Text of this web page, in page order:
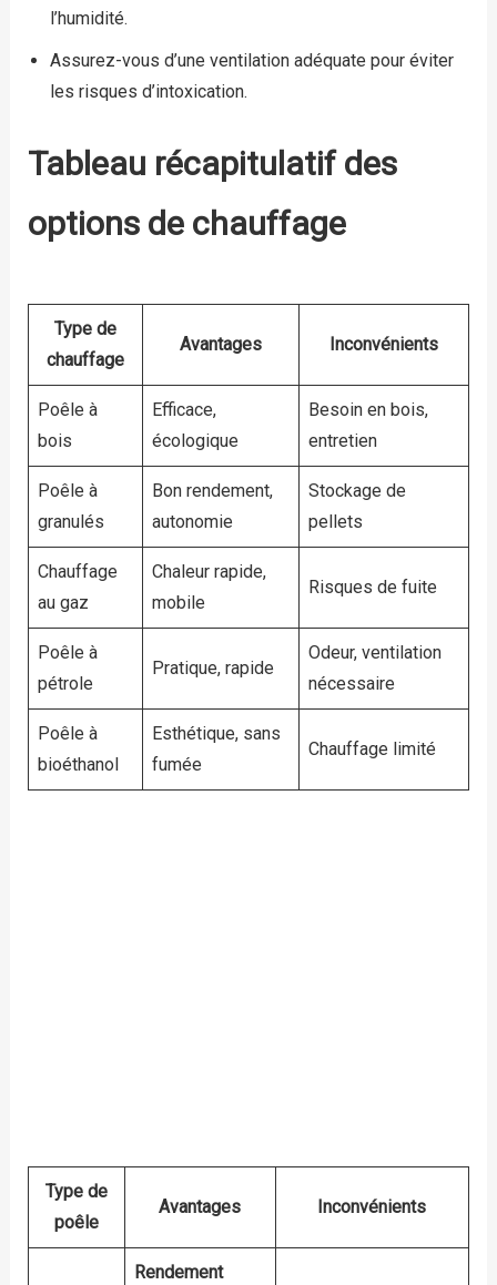
l’humidité.
Assurez-vous d’une ventilation adéquate pour éviter
les risques d’intoxication.
Tableau récapitulatif des
options de chauffage
Type de
chauffage
Avantages Inconvénients
Poêle à
bois
Efficace,
écologique
Besoin en bois,
entretien
Poêle à
granulés
Bon rendement,
autonomie
Stockage de
pellets
Chauffage
au gaz
Chaleur rapide,
mobile
Risques de fuite
Poêle à
pétrole
Pratique, rapide
Odeur, ventilation
nécessaire
Poêle à
bioéthanol
Esthétique, sans
fumée
Chauffage limité
Type de
poêle
Avantages Inconvénients
Rendement